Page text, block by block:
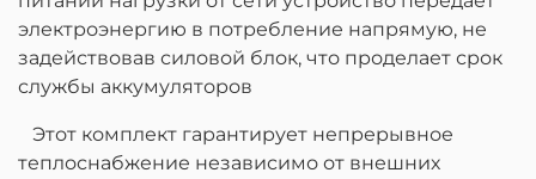
электроэнергию в потребление напрямую, не
задействовав силовой блок, что проделает срок
службы аккумуляторов
Этот комплект гарантирует непрерывное
теплоснабжение независимо от внешних